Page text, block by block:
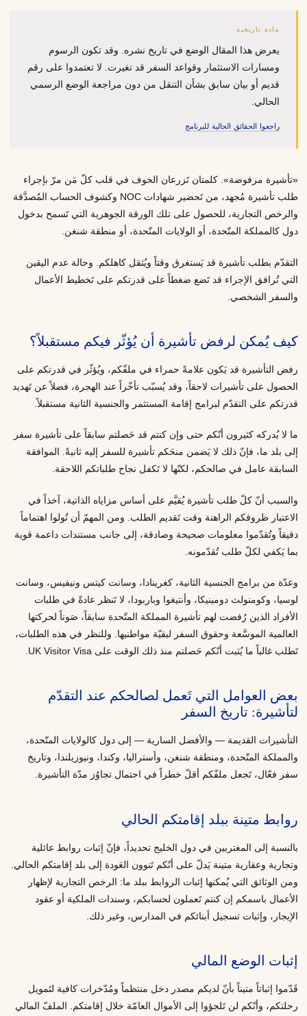
مادة تاريخية
يعرض هذا المقال الوضع في تاريخ نشره. وقد تكون الرسوم
ومسارات الاستثمار وقواعد السفر قد تغيرت. لا تعتمدوا على رقم
قديم أو بيان سابق بشأن التنقل من دون مراجعة الوضع الرسمي
الحالي.
راجعوا الحقائق الحالية للبرنامج
«تأشيرة مرفوضة». كلمتان تَزرعان الخوف في قلب كلّ مَن مرّ بإجراء
طلب تأشيرة مُجهد، من تَحضير شهادات NOC وكشوف الحساب المُصدَّقة
والرخص التجارية، للحصول على تلك الورقة الجوهرية التي تَسمح بدخول
دول كالمملكة المتّحدة، أو الولايات المتّحدة، أو منطقة شنغن.
التقدّم بطلب تأشيرة قد يَستغرق وقتاً ويُثقل كاهلكم. وحالة عدم اليقين
التي تُرافق الإجراء قد تَضع ضغطاً على قدرتكم على تَخطيط الأعمال
والسفر الشخصي.
كيف يُمكن لرفض تأشيرة أن يُؤثّر فيكم مستقبلاً؟
رفض التأشيرة قد يَكون علامةً حمراء في ملفّكم، ويُؤثّر في قدرتكم على
الحصول على تأشيرات لاحقاً، وقد يُسبّب تأخّراً عند الهجرة، فضلاً عن تَهديد
قدرتكم على التقدّم لبرامج إقامة المستثمر والجنسية الثانية مستقبلاً.
ما لا يُدركه كثيرون أنّكم حتى وإن كنتم قد حَصلتم سابقاً على تأشيرة سفر
إلى بلد ما، فإنّ ذلك لا يَضمن منحَكم تأشيرة للسفر إليه ثانيةً. الموافقة
السابقة عامل في صالحكم، لكنّها لا تَكفل نجاح طلباتكم اللاحقة.
والسبب أنّ كلّ طلب تأشيرة يُقيَّم على أساس مزاياه الذاتية، آخذاً في
الاعتبار ظروفكم الراهنة وقت تَقديم الطلب. ومن المهمّ أن تُولوا اهتماماً
دقيقاً وتُقدّموا معلومات صحيحة وصادقة، إلى جانب مستندات داعمة قوية
بما يَكفي لكلّ طلب تُقدّمونه.
وعدّة من برامج الجنسية الثانية، كغرينادا، وسانت كيتس ونيفيس، وسانت
لوسيا، وكومنولث دومينيكا، وأنتيغوا وباربودا، لا تَنظر عادةً في طلبات
الأفراد الذين رُفضت لهم تأشيرة المملكة المتّحدة سابقاً، صَوناً لحركتها
العالمية الموسَّعة وحقوق السفر لبقيّة مواطنيها. وللنظر في هذه الطلبات،
تَطلب غالباً ما يُثبت أنّكم حَصلتم منذ ذلك الوقت على UK Visitor Visa.
بعض العوامل التي تَعمل لصالحكم عند التقدّم
لتأشيرة: تاريخ السفر
التأشيرات القديمة — والأفضل السارية — إلى دول كالولايات المتّحدة،
والمملكة المتّحدة، ومنطقة شنغن، وأستراليا، وكندا، ونيوزيلندا، وتاريخ
سفر فعّال، تَجعل ملفّكم أقلّ خطراً في احتمال تجاوُز مدّة التأشيرة.
روابط متينة ببلد إقامتكم الحالي
بالنسبة إلى المغتربين في دول الخليج تحديداً، فإنّ إثبات روابط عائلية
وتجارية وعقارية متينة يَدلّ على أنّكم تَنوون العَودة إلى بلد إقامتكم الحالي.
ومن الوثائق التي يُمكنها إثبات الروابط ببلد ما: الرخص التجارية لإظهار
الأعمال باسمكم إن كنتم تَعملون لحسابكم، وسندات الملكية أو عقود
الإيجار، وإثبات تسجيل أبنائكم في المدارس، وغير ذلك.
إثبات الوضع المالي
قَدّموا إثباتاً متيناً بأنّ لديكم مصدر دخل منتظماً ومُدّخرات كافية لتَمويل
رحلتكم، وأنّكم لن تَلجؤوا إلى الأموال العامّة خلال إقامتكم. الملفّ المالي